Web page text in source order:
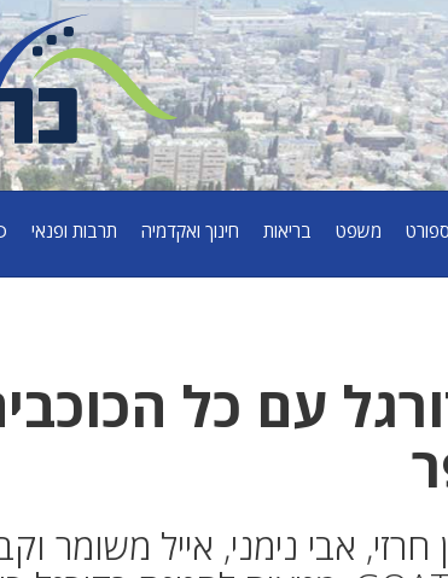
ספורט משפט בריאות חינוך ואקדמיה תרבות ופנאי
עם כל
חרזי, אבי נימני, אייל משומר